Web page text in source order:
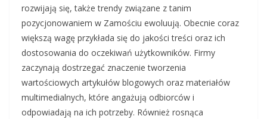
rozwijają się, także trendy związane z tanim
pozycjonowaniem w Zamościu ewoluują. Obecnie coraz
większą wagę przykłada się do jakości treści oraz ich
dostosowania do oczekiwań użytkowników. Firmy
zaczynają dostrzegać znaczenie tworzenia
wartościowych artykułów blogowych oraz materiałów
multimedialnych, które angażują odbiorców i
odpowiadają na ich potrzeby. Również rosnąca